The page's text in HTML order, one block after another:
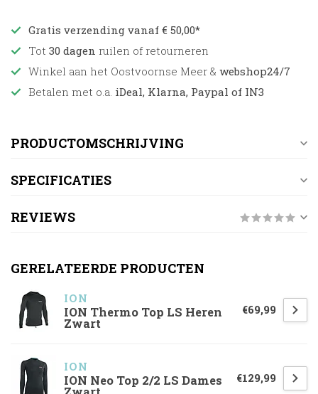
Gratis verzending vanaf € 50,00*
Tot 30 dagen ruilen of retourneren
Winkel aan het Oostvoornse Meer & webshop24/7
Betalen met o.a. iDeal, Klarna, Paypal of IN3
PRODUCTOMSCHRIJVING
SPECIFICATIES
REVIEWS
GERELATEERDE PRODUCTEN
ION
ION Thermo Top LS Heren
Zwart
€69,99
ION
ION Neo Top 2/2 LS Dames €129,99